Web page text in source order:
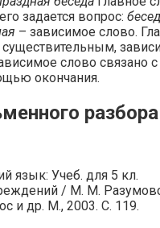
задается вопрос:
– зависимое слово.
слово связано
окончания.
разбора
язык: Учеб. для 5 кл.
/ М. М.
и др. М., 2003. С. 119.